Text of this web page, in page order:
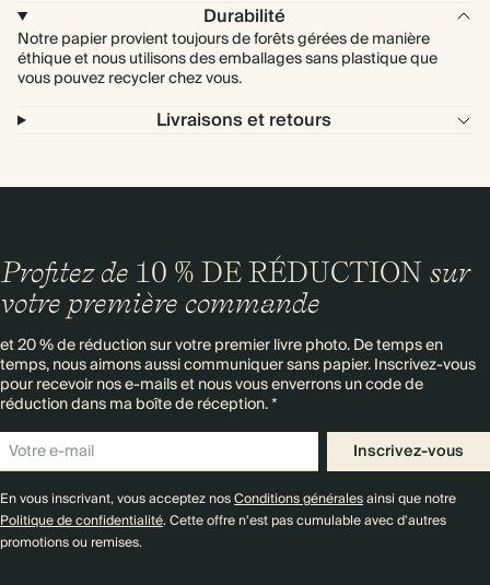
Durabilité
Notre papier provient toujours de forêts gérées de manière
éthique et nous utilisons des emballages sans plastique que
vous pouvez recycler chez vous.
Livraisons et retours
Profitez de 10 % DE RÉDUCTION sur
votre première commande
et 20 % de réduction sur votre premier livre photo. De temps en
temps, nous aimons aussi communiquer sans papier. Inscrivez-vous
pour recevoir nos e-mails et nous vous enverrons un code de
réduction dans ma boîte de réception. *
Inscrivez-vous
En vous inscrivant, vous acceptez nosConditions généralesainsi que notre
Politique de confidentialité. Cette offre n'est pas cumulable avec d'autres
promotions ou remises.